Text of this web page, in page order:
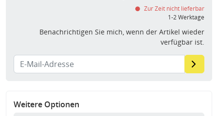
Zur Zeit nicht lieferbar
1-2 Werktage
Benachrichtigen Sie mich, wenn der Artikel wieder
verfügbar ist.
Weitere Optionen